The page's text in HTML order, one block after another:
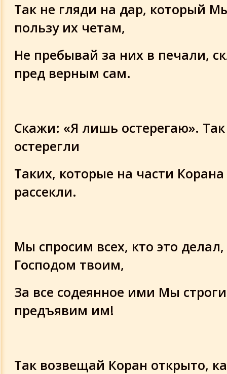
Так не гляди на дар, который
пользу их четам,
Не пребывай за них в печали,
пред верным сам.
Скажи: «Я лишь остерегаю».
остерегли
Таких, которые на части Корана
рассекли.
Мы спросим всех, кто это
Господом твоим,
За все содеянное ими Мы
предъявим им!
Так возвещай Коран открыто,